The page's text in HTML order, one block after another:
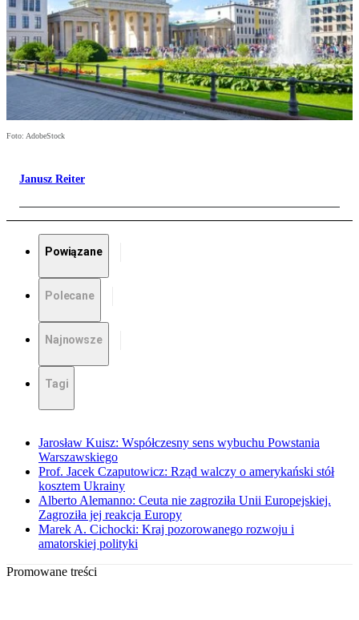
Foto: AdobeStock
Janusz Reiter
Powiązane
Polecane
Najnowsze
Tagi
Jarosław Kuisz: Współczesny sens wybuchu Powstania
Warszawskiego
Prof. Jacek Czaputowicz: Rząd walczy o amerykański stół
kosztem Ukrainy
Alberto Alemanno: Ceuta nie zagroziła Unii Europejskiej.
Zagroziła jej reakcja Europy
Marek A. Cichocki: Kraj pozorowanego rozwoju i
amatorskiej polityki
Promowane treści